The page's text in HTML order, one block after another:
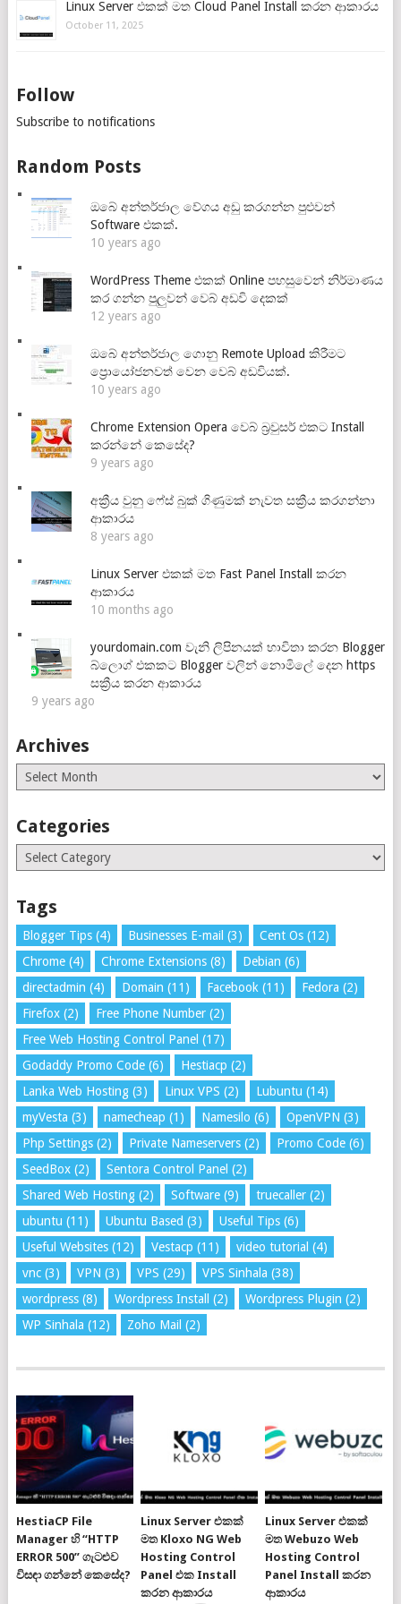
Linux Server එකක් මත Cloud Panel Install කරන ආකාරය
October 11, 2025
Follow
Subscribe to notifications
Random Posts
ඔබේ අන්තර්ජාල වේගය අඩු කරගන්න පුළුවන්
Software එකක්.
10 years ago
WordPress Theme එකක් Online පහසුවෙන් නිර්මාණය
කර ගන්න පුලුවන් වෙබ් අඩවි දෙකක්
12 years ago
ඔබේ අන්තර්ජාල ගොනු Remote Upload කිරීමට
ප්‍රොයෝජනවත් වෙන වෙබ් අඩවියක්.
10 years ago
Chrome Extension Opera වෙබ් බ්‍රවුසර් එකට Install
කරන්නේ කෙසේද?
9 years ago
අක්‍රීය වුනු ෆේස් බුක් ගිණුමක් නැවත සක්‍රීය කරගන්නා
ආකාරය
8 years ago
Linux Server එකක් මත Fast Panel Install කරන
ආකාරය
10 months ago
yourdomain.com වැනි ලිපිනයක් භාවිතා කරන Blogger
බ්ලොග් එකකට Blogger වලින් නොමිලේ දෙන https
සක්‍රීය කරන ආකාරය
9 years ago
Archives
Archives
Categories
Categories
Tags
Blogger Tips(4) Businesses E-mail (3) Cent Os(12)
Chrome(4) Chrome Extensions(8) Debian (6)
directadmin (4) Domain (11) Facebook (11) Fedora (2)
Firefox(2) Free Phone Number(2)
Free Web Hosting Control Panel (17)
Godaddy Promo Code(6) Hestiacp (2)
Lanka Web Hosting(3) Linux VPS (2) Lubuntu (14)
myVesta (3) namecheap (1) Namesilo (6) OpenVPN (3)
Php Settings(2) Private Nameservers(2) Promo Code(6)
SeedBox(2) Sentora Control Panel (2)
Shared Web Hosting(2) Software(9) truecaller(2)
ubuntu (11) Ubuntu Based (3) Useful Tips(6)
Useful Websites(12) Vestacp (11) video tutorial (4)
vnc(3) VPN (3) VPS (29) VPS Sinhala (38)
wordpress(8) Wordpress Install (2) Wordpress Plugin (2)
WP Sinhala (12) Zoho Mail (2)
HestiaCP File
Manager හි “HTTP
ERROR 500” ගැටළුව
විසඳා ගන්නේ කෙසේද?
Linux Server එකක්
මත Kloxo NG Web
Hosting Control
Panel එක Install
කරන ආකාරය
Linux Server එකක්
මත Webuzo Web
Hosting Control
Panel Install කරන
ආකාරය